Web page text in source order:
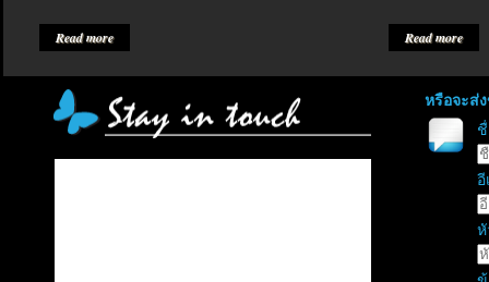
Read more Read more
หรือจะส่
อี
หั